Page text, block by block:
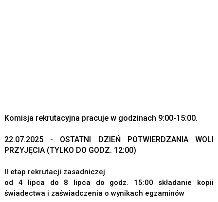
Komisja rekrutacyjna pracuje w godzinach 9:00-15:00.
22.07.2025 - OSTATNI DZIEŃ POTWIERDZANIA WOLI
PRZYJĘCIA (TYLKO DO GODZ. 12:00)
II etap rekrutacji zasadniczej
od 4 lipca do 8 lipca do godz. 15:00 składanie kopii
świadectwa i zaświadczenia o wynikach egzaminów